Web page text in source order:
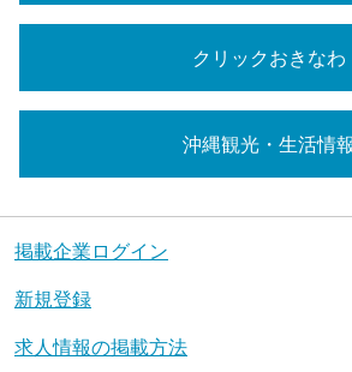
クリックおきなわ
沖縄観光・生活情報
掲載企業ログイン
新規登録
求人情報の掲載方法